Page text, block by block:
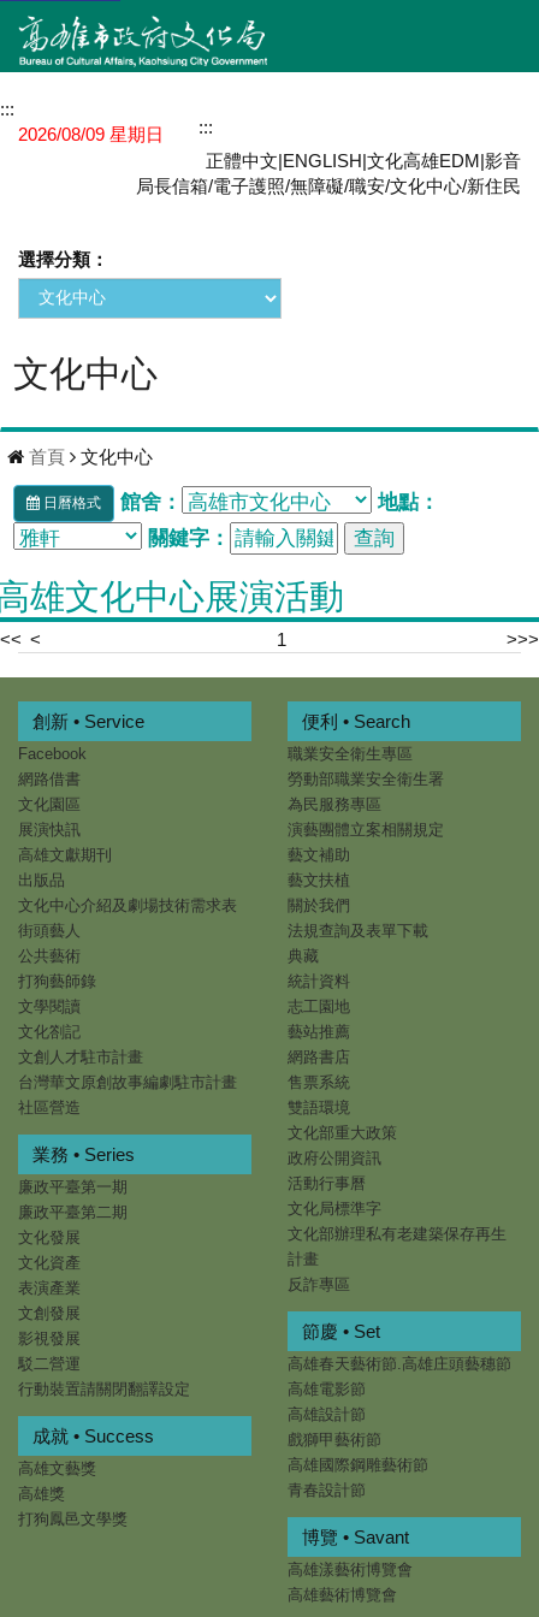
:::
:::
2026/08/09 星期日
正體中文|ENGLISH|文化高雄EDM|影音
局長信箱/電子護照/無障礙/職安/文化中心/新住民
選擇分類：
文化中心
首頁 文化中心
日曆格式 館舍：
地點：
關鍵字：
雄文化中心展演活動
<< < 1 >>>
創新 • Service
Facebook
網路借書
文化園區
展演快訊
高雄文獻期刊
出版品
文化中心介紹及劇場技術需求表
街頭藝人
公共藝術
打狗藝師錄
文學閱讀
文化劄記
文創人才駐市計畫
台灣華文原創故事編劇駐市計畫
社區營造
便利 • Search
職業安全衛生專區
勞動部職業安全衛生署
為民服務專區
演藝團體立案相關規定
藝文補助
藝文扶植
關於我們
法規查詢及表單下載
典藏
統計資料
志工園地
藝站推薦
網路書店
售票系統
雙語環境
文化部重大政策
政府公開資訊
活動行事曆
文化局標準字
文化部辦理私有老建築保存再生
計畫
反詐專區
業務 • Series
廉政平臺第一期
廉政平臺第二期
文化發展
文化資產
表演產業
文創發展
影視發展
駁二營運
行動裝置請關閉翻譯設定
節慶 • Set
高雄春天藝術節.高雄庄頭藝穗節
高雄電影節
高雄設計節
戲獅甲藝術節
高雄國際鋼雕藝術節
青春設計節
成就 • Success
高雄文藝獎
高雄獎
打狗鳳邑文學獎
博覽 • Savant
高雄漾藝術博覽會
高雄藝術博覽會